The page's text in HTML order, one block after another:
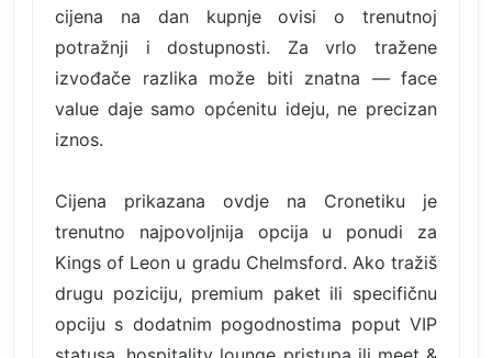
cijena na dan kupnje ovisi o trenutnoj
potražnji i dostupnosti. Za vrlo tražene
izvođače razlika može biti znatna — face
value daje samo općenitu ideju, ne precizan
iznos.
Cijena prikazana ovdje na Cronetiku je
trenutno najpovoljnija opcija u ponudi za
Kings of Leon u gradu Chelmsford. Ako tražiš
drugu poziciju, premium paket ili specifičnu
opciju s dodatnim pogodnostima poput VIP